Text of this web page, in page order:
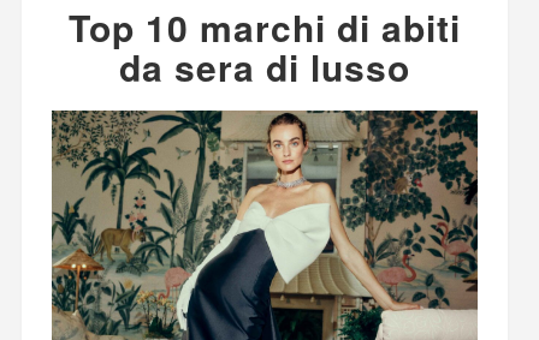
Top 10 marchi di abiti
da sera di lusso